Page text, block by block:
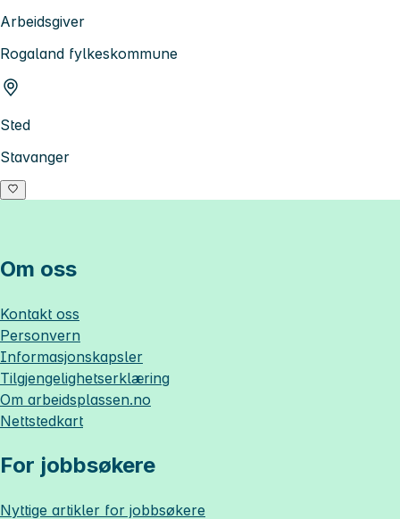
Arbeidsgiver
Rogaland fylkeskommune
Sted
Stavanger
Om oss
Kontakt oss
Personvern
Informasjonskapsler
Tilgjengelighetserklæring
Om arbeidsplassen.no
Nettstedkart
For jobbsøkere
Nyttige artikler for jobbsøkere